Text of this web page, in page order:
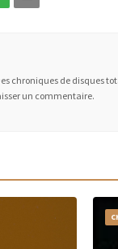
chroniques de disques
un commentaire.